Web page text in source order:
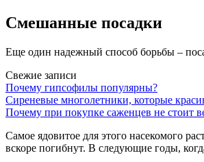
Смешанные посадки
Еще один надежный способ борьбы –
Свежие записи
Почему гипсофилы популярны?
Сиреневые многолетники, которые
Почему при покупке саженцев не стоит
Самое ядовитое для этого насекомого
вскоре погибнут. В следующие годы,